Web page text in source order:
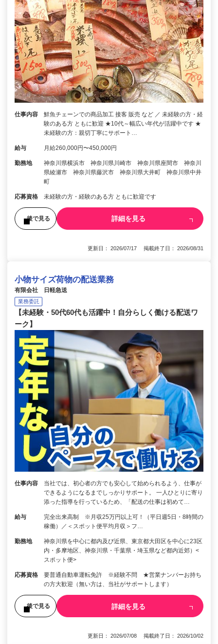
仕事内容
鮮魚チェーンでの商品加工 接客 販売 など ／ 未経験の方・経
験のある方 ともに歓迎 ★10代～幅広い年代が活躍中です ★
未経験の方：親切丁寧にサポート…
給与 月給260,000円〜450,000円
勤務地
神奈川県横浜市 神奈川県川崎市 神奈川県座間市 神奈川
県綾瀬市 神奈川県藤沢市 神奈川県大井町 神奈川県中井
町
応募資格 未経験の方・経験のある方 ともに歓迎です
後で見る 詳細を見る
更新日： 2026/07/17 掲載終了日： 2026/08/31
小物サイズ荷物の配送業務
有限会社 日軽急送
業務委託
【未経験・50代60代も活躍中！自分らしく働ける配送ワ
ーク】
仕事内容
当社では、初心者の方でも安心して始められるよう、仕事が
できるようになるまでしっかりサポート。 一人ひとりに寄り
添った指導を行っているため、「配送の仕事は初めて…
給与
完全出来高制 ※月収25万円以上可！（平日週5日・8時間の
稼働）／＜スポット便平均月収＞フ…
勤務地
神奈川県を中心に都内及び近県、東京都大田区を中心に23区
内・多摩地区、神奈川県・千葉県・埼玉県など都内近郊）<
スポット便>
応募資格
要普通自動車運転免許 ※経験不問 ★営業ナンバーお持ち
の方大歓迎（無い方は、当社がサポートします）
後で見る 詳細を見る
更新日： 2026/07/08 掲載終了日： 2026/10/02